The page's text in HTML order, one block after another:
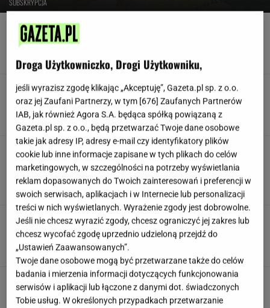
Poszedł na L4 i stracił pracę. Firma zapłaci
Teściowa mówi, że jest mamą jej
dziecka. "Chyba oszaleję"
KLAUDIA KIERZKOWSKA
"Wymieniłam mojego byłego na
jego wujka milionera". Tak wciągają
mikrodramy
SUBSKRYPCJA
Wiadomo, ile emerytury dostaje Kwaśniewska.
Kwota zaskakuje
Oto auto z paliwem, które może
zastąpić diesla. Frytura i olej roślinny
Droga Użytkowniczko, Drogi Użytkowniku,
jeśli wyrazisz zgodę klikając „Akceptuję”, Gazeta.pl sp. z o.o.
oraz jej Zaufani Partnerzy, w tym [676] Zaufanych Partnerów
IAB, jak również Agora S.A. będąca spółką powiązaną z
Gazeta.pl sp. z o.o., będą przetwarzać Twoje dane osobowe
takie jak adresy IP, adresy e-mail czy identyfikatory plików
cookie lub inne informacje zapisane w tych plikach do celów
marketingowych, w szczególności na potrzeby wyświetlania
reklam dopasowanych do Twoich zainteresowań i preferencji w
swoich serwisach, aplikacjach i w Internecie lub personalizacji
treści w nich wyświetlanych. Wyrażenie zgody jest dobrowolne.
Jeśli nie chcesz wyrazić zgody, chcesz ograniczyć jej zakres lub
chcesz wycofać zgodę uprzednio udzieloną przejdź do
„Ustawień Zaawansowanych”.
Twoje dane osobowe mogą być przetwarzane także do celów
badania i mierzenia informacji dotyczących funkcjonowania
serwisów i aplikacji lub łączone z danymi dot. świadczonych
Tobie usług. W określonych przypadkach przetwarzanie